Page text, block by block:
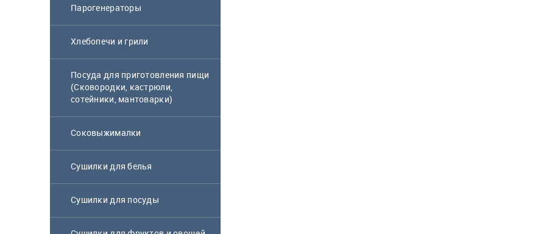
Парогенераторы
Хлебопечи и грили
Посуда для приготовления пищи
(Сковородки, кастрюли,
сотейники, мантоварки)
Соковыжималки
Сушилки для белья
Сушилки для посуды